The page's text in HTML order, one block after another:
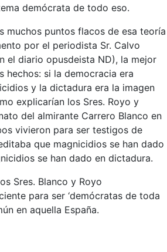
demócrata de todo eso.
muchos puntos flacos de esa teoría
por el periodista Sr. Calvo
el diario opusdeista ND), la mejor
hechos: si la democracia era
y la dictadura era la imagen
explicarían los Sres. Royo y
del almirante Carrero Blanco en
vivieron para ser testigos de
que magnicidios se han dado
se han dado en dictadura.
Sres. Blanco y Royo
para ser ‘demócratas de toda
en aquella España.